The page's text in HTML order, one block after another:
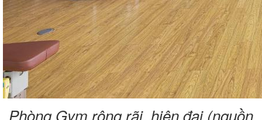
Phòng Gym rộng rãi, hiện đại (nguồn